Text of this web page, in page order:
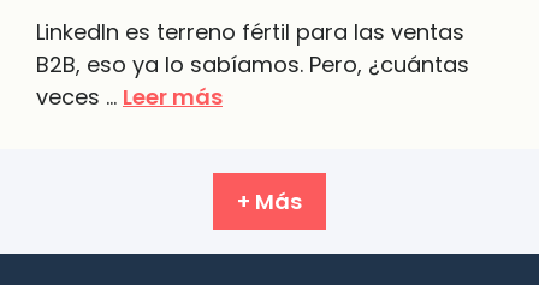
LinkedIn es terreno fértil para las ventas
B2B, eso ya lo sabíamos. Pero, ¿cuántas
veces … Leer más
+ Más